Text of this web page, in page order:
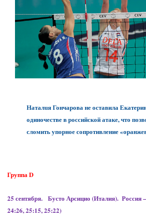
Наталuя Гончарова не оставила
одиночестве в российской атаке, что
сломить упорное сопротивление
ГруппаD
25 сентября. Бусто Арсицио (Италия). Россия
24:26, 25:15, 25:22)